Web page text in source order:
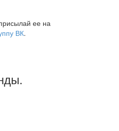
ее на
ВК.
.